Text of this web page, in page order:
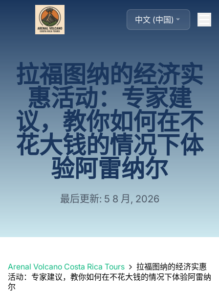
中文 (中国)
拉福图纳的经济实
惠活动：专家建
议，教你如何在不
花大钱的情况下体
验阿雷纳尔
最后更新: 5 8 月, 2026
Arenal Volcano Costa Rica Tours
拉福图纳的经济实惠
活动：专家建议，教你如何在不花大钱的情况下体验阿雷纳
尔